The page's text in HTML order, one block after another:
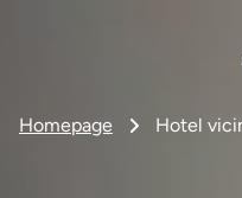
Homepage Hotel